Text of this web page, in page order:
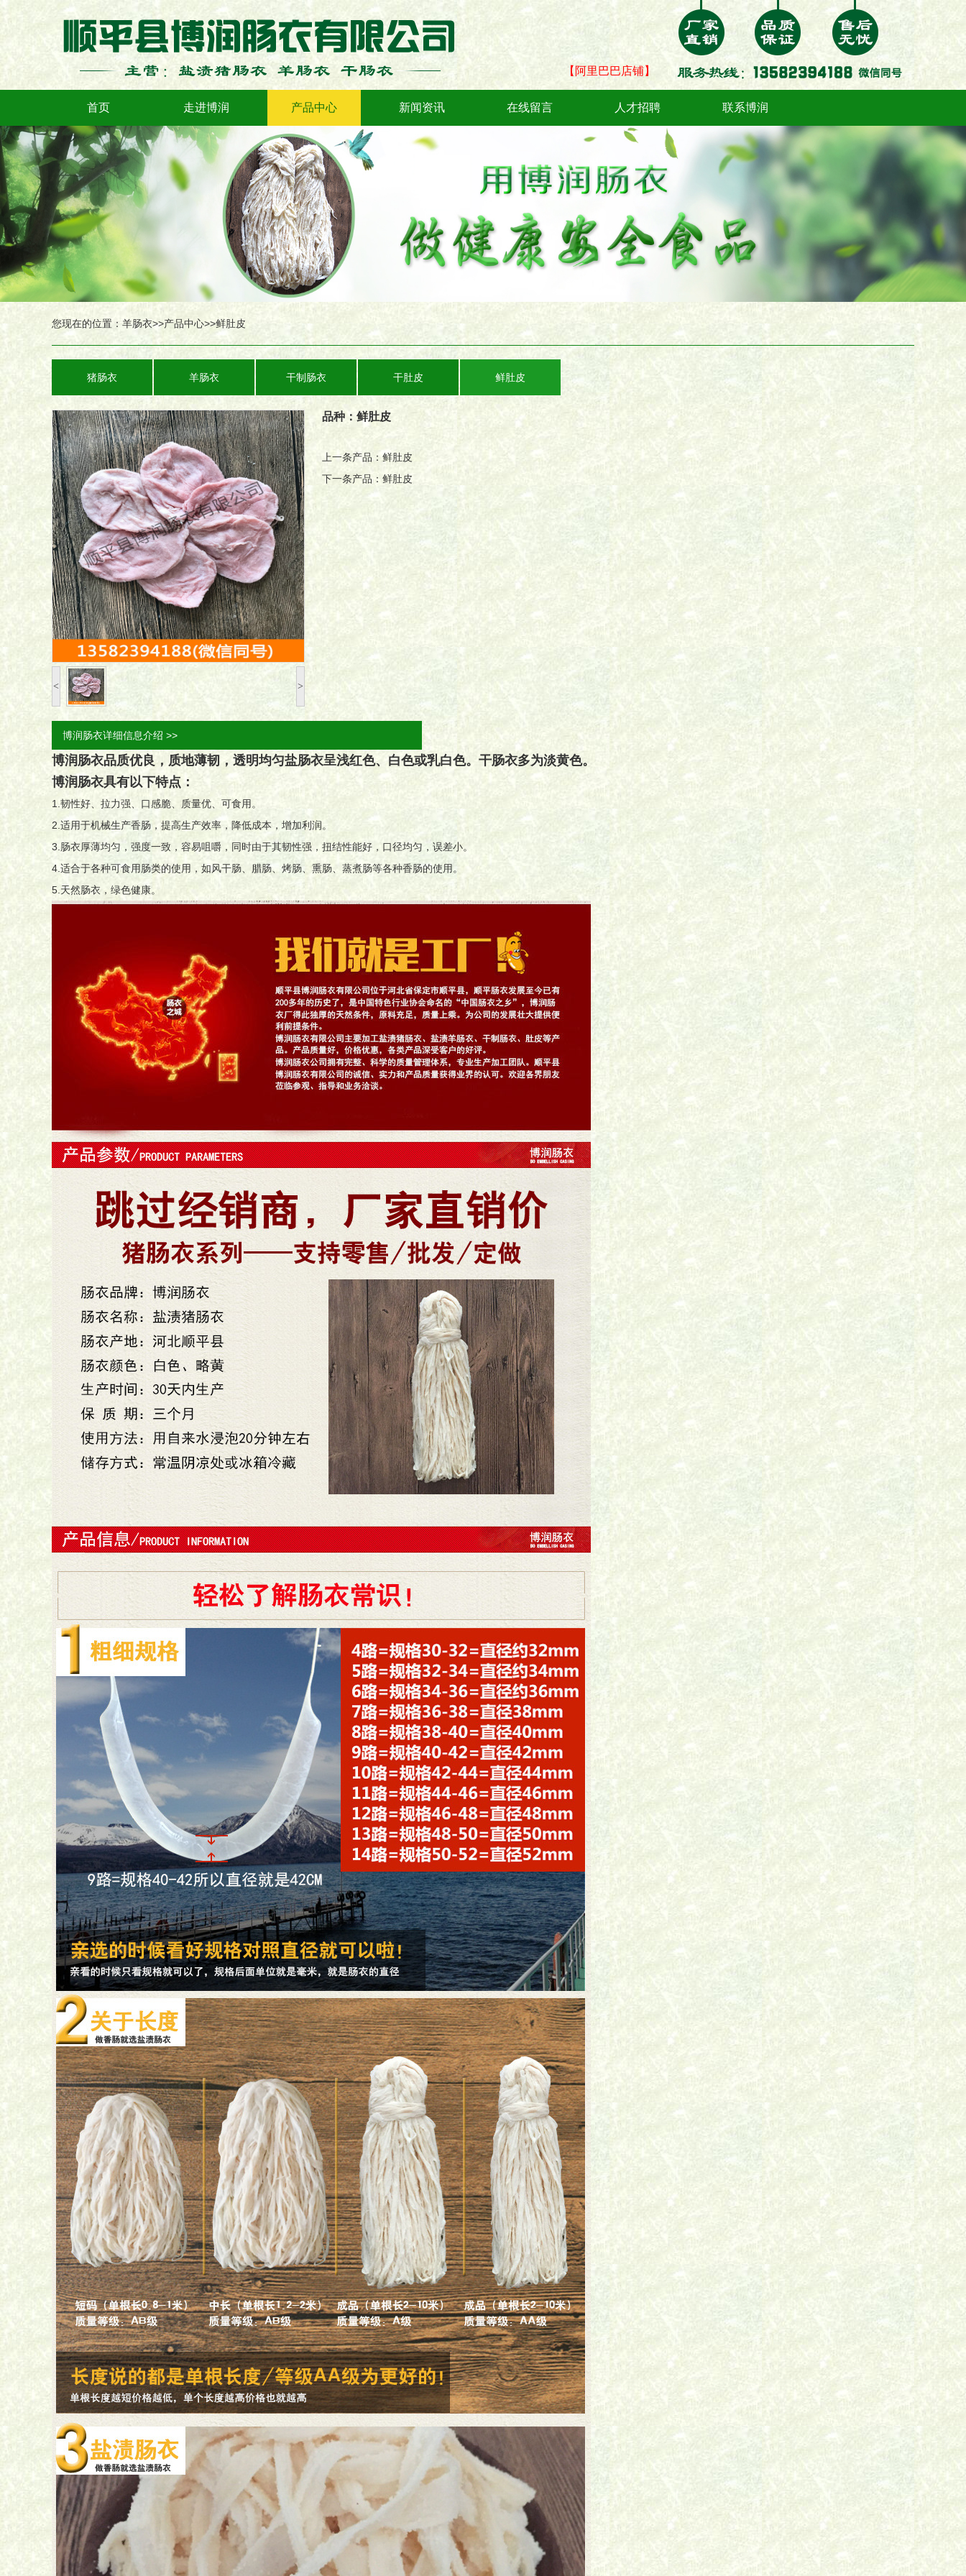
【阿里巴巴店铺】
首页 走进博润 产品中心 新闻资讯 在线留言 人才招聘 联系博润
您现在的位置： 羊肠衣>>产品中心>>鲜肚皮
猪肠衣 羊肠衣 干制肠衣 干肚皮 鲜肚皮
< >
品种： 鲜肚皮
上一条产品： 鲜肚皮
下一条产品： 鲜肚皮
博润肠衣详细信息介绍 >>
博润肠衣品质优良，质地薄韧，透明均匀盐肠衣呈浅红色、白色或乳白色。干肠衣多为淡黄色。
博润肠衣具有以下特点：
1.韧性好、拉力强、口感脆、质量优、可食用。
2.适用于机械生产香肠，提高生产效率，降低成本，增加利润。
3.肠衣厚薄均匀，强度一致，容易咀嚼，同时由于其韧性强，扭结性能好，口径均匀，误差小。
4.适合于各种可食用肠类的使用，如风干肠、腊肠、烤肠、熏肠、蒸煮肠等各种香肠的使用。
5.天然肠衣，绿色健康。